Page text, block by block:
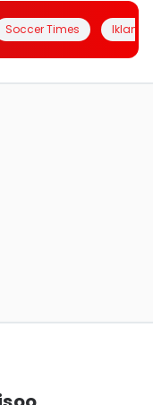
Soccer Times Iklanin